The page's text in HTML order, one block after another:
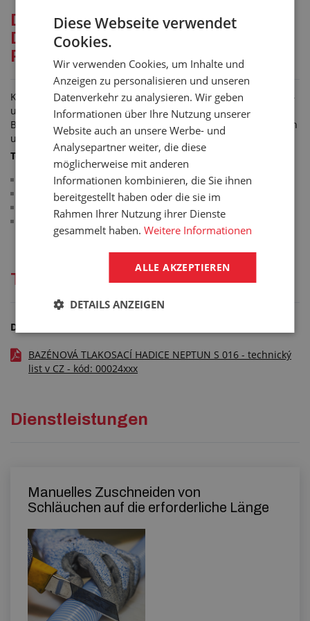
Detaillierte Beschreibung für:
DRUCK-SAUG-SCHLAUCH FÜR
POOL NEPTUN S 016
Kunststoff-Poolschlauch NEPTUN S 016 zum Einsatz als Saug-
und Förderschlauch für Wasser in Pool- und
Badewannensystemen. Der Schlauch wird aus gesundheitlich
unbedenklichem Material hergestellt.
Technische Parameter:
Schlauchwand: weichgemachtes PVC (65 °ShA)
Armierung: integrierte PVC-Spirale
Farbe: weiß
Arbeitstemperatur: -10 °C/+60 °C
Technische Dokumentation
Dateien zum Herunterladen
BAZÉNOVÁ TLAKOSACÍ HADICE NEPTUN S 016 - technický
list v CZ - kód: 00024xxx
Dienstleistungen
Manuelles Zuschneiden von
Schläuchen auf die erforderliche Länge
Diese Webseite verwendet
Cookies.
Wir verwenden Cookies, um Inhalte und
Anzeigen zu personalisieren und unseren
Datenverkehr zu analysieren. Wir geben
Informationen über Ihre Nutzung unserer
Website auch an unsere Werbe- und
Analysepartner weiter, die diese
möglicherweise mit anderen
Informationen kombinieren, die Sie ihnen
bereitgestellt haben oder die sie im
Rahmen Ihrer Nutzung ihrer Dienste
gesammelt haben.Weitere Informationen
ALLE AKZEPTIEREN
DETAILS ANZEIGEN